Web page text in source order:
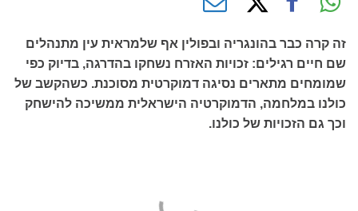
זה קרה כבר בהונגריה ובפולין אף שלמראית עין מתנהלים
שם חיים רגילים: זכויות האזרח נשחקו בהדרגה, בדיוק כפי
שמומחים מתארים נסיגה דמוקרטית מסוכנת. כשהקשב של
כולנו במלחמה, הדמוקרטיה הישראלית ממשיכה להישחק
וכך גם הזכויות של כולנו.